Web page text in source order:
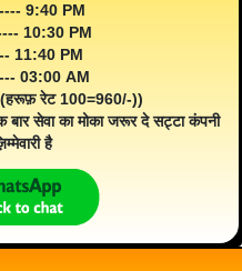
9:40 PM
10:30 PM
11:40 PM
03:00 AM
रेट 100=960/-))
सेवा का मोका जरूर दे सट्टा कंपनी
है